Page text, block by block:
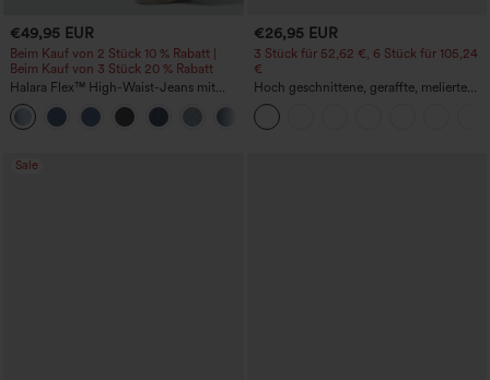
€49,95 EUR
Beim Kauf von 2 Stück 10 % Rabatt |
Beim Kauf von 3 Stück 20 % Rabatt
Halara Flex™ High-Waist-Jeans mit
Bauchkontrolle, weitem Bein und
Taschen
€26,95 EUR
3 Stück für 52,62 €, 6 Stück für 105,24
€
Hoch geschnittene, geraffte, melierte
Yoga-Pedal-Pusher-Joggers mit
Taschen
Sale